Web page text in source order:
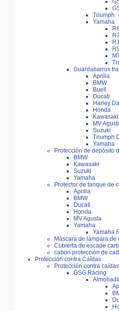
Triumph
Yamaha
R6
R7
R1
R9
Guardabarros
Aprilia
BMW
Buell
Ducati
Harley
Honda
Kawasaki
MV
Suzuki
Triumph
Yamaha
Protección de depósito
BMW
Kawasaki
Suzuki
Yamaha
Protector de tanque de
Aprilia
BMW
Ducati
Honda
MV Agusta
Yamaha
Yamaha
Máscara de lámpara de
Cubierta de escape
cabon protección de
Protección contra Caídas
Protección contra caídas
GSG Racing